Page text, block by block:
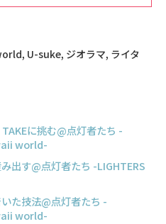
, U-suke, ジオラマ, ライタ
に挑む@点灯者たち -
world-
出す@点灯者たち -LIGHTERS
た技法@点灯者たち -
world-